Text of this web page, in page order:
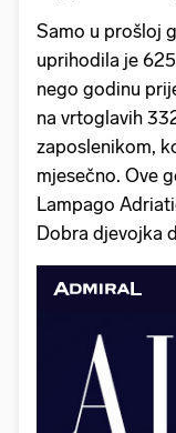
Samo u prošloj
uprihodila je
nego godinu
na vrtoglavih
zaposlenikom,
mjesečno. Ove
Lampago
Dobra djevojka